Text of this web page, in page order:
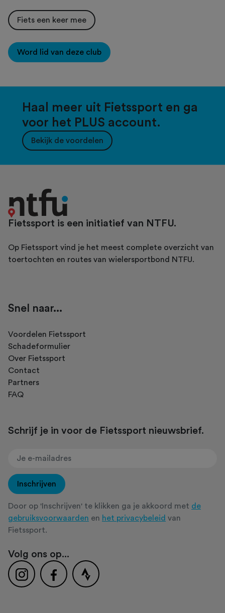
Fiets een keer mee
Word lid van deze club
Haal meer uit Fietssport en ga
voor het PLUS account.
Bekijk de voordelen
Fietssport is een initiatief van NTFU.
Op Fietssport vind je het meest complete overzicht van
toertochten en routes van wielersportbond NTFU.
Snel naar...
Voordelen Fietssport
Schadeformulier
Over Fietssport
Contact
Partners
FAQ
Schrijf je in voor de Fietssport nieuwsbrief.
Inschrijven
Door op 'Inschrijven' te klikken ga je akkoord met de
gebruiksvoorwaarden en het privacybeleid van
Fietssport.
Volg ons op...